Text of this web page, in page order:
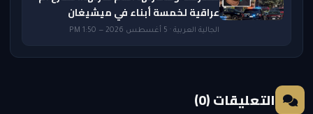
عراقية لخمسة أبناء في ميشيغان
الجالية العربية · 5 أغسطس 2026 — 1:50 PM
التعليقات (0)